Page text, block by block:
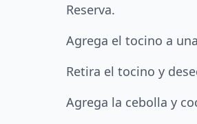
Reserva.
Agrega el tocino a
Retira el tocino y
Agrega la cebolla y